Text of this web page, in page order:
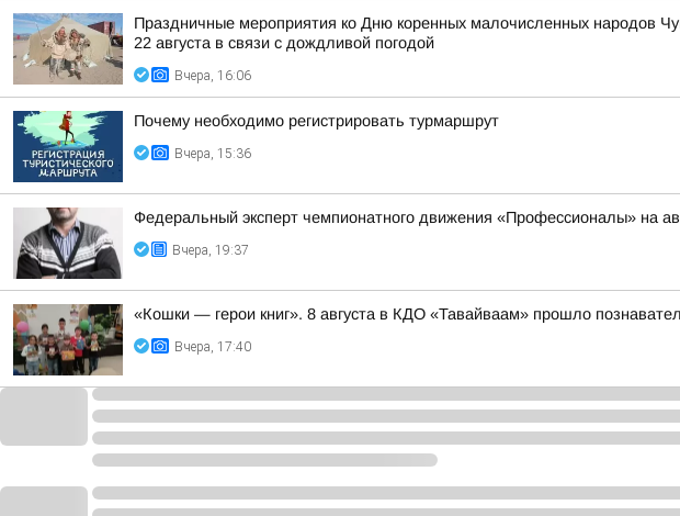
Праздничные мероприятия ко Дню коренных малочисленных народов
22 августа в связи с дождливой погодой
Вчера, 16:06
Почему необходимо регистрировать турмаршрут
Вчера, 15:36
Федеральный эксперт чемпионатного движения «Профессионалы» на
Вчера, 19:37
«Кошки — герои книг». 8 августа в КДО «Тавайваам» прошло
Вчера, 17:40